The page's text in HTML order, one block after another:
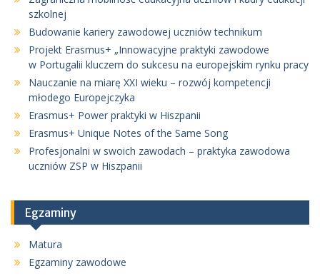
szkolnej
Budowanie kariery zawodowej uczniów technikum
Projekt Erasmus+ „Innowacyjne praktyki zawodowe
w Portugalii kluczem do sukcesu na europejskim rynku pracy
Nauczanie na miarę XXI wieku – rozwój kompetencji
młodego Europejczyka
Erasmus+ Power praktyki w Hiszpanii
Erasmus+ Unique Notes of the Same Song
Profesjonalni w swoich zawodach – praktyka zawodowa
uczniów ZSP w Hiszpanii
Egzaminy
Matura
Egzaminy zawodowe